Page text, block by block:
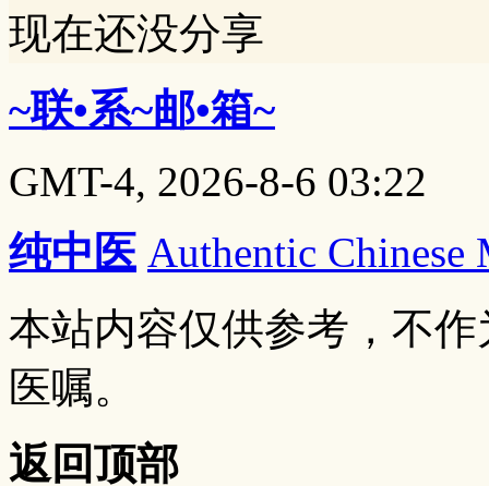
现在还没分享
~联•系~邮•箱~
GMT-4, 2026-8-6 03:22
纯中医 Authentic
本站内容仅供参考，不
医嘱。
返回顶部